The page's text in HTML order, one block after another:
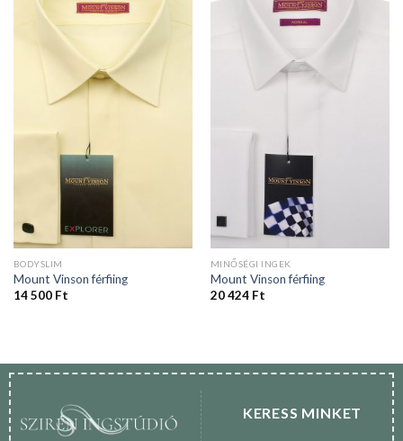
BODYSLIM
Mount Vinson férfiing
14 500 Ft
MINŐSÉGI INGEK
Mount Vinson férfiing
20 424 Ft
KERESS MINKET